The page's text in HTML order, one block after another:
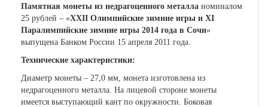
Памятная монеты из недрагоценного металла номиналом
25 рублей – «XXII Олимпийские зимние игры и XI
Паралимпийские зимние игры 2014 года в Сочи»
выпущена Банком России 15 апреля 2011 года.
Технические характеристики:
Диаметр монеты – 27,0 мм, монета изготовлена из
недрагоценного металла. На лицевой стороне монеты
имеется выступающий кант по окружности. Боковая